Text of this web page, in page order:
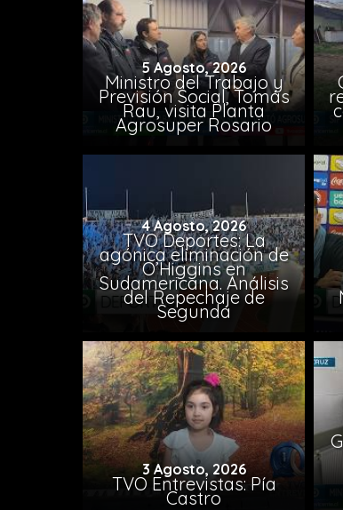
5 Agosto, 2026
Ministro del Trabajo y
Previsión Social, Tomás
Rau, visita Planta
Agrosuper Rosario
4 Agosto, 2026
TVO Deportes: La
agónica eliminación de
O’Higgins en
Sudamericana. Análisis
del Repechaje de
Segunda
3 Agosto, 2026
TVO Entrevistas: Pía
Castro